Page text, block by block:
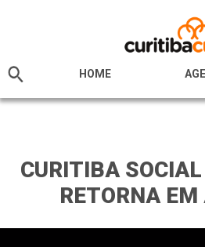
HOME
CURITIBA
RETORNA EM